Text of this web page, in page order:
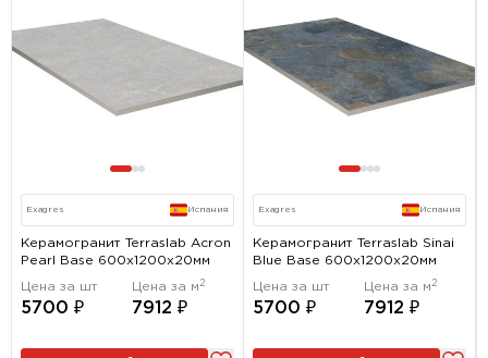
Exagres Испания
Керамогранит Terraslab Acron
Pearl Base 600x1200х20мм
Цена за шт
5700 ₽
Цена за м 2
7912 ₽
Exagres Испания
Керамогранит Terraslab Sinai
Blue Base 600x1200х20мм
Цена за шт
5700 ₽
Цена за м 2
7912 ₽